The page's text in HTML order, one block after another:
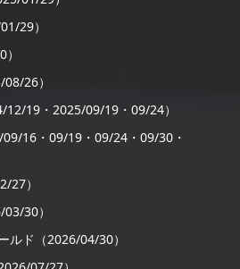
29）
26）
12/19・2025/09/19・09/24）
16・09/19・09/24・09/30・
27）
30）
ルド（2026/04/30）